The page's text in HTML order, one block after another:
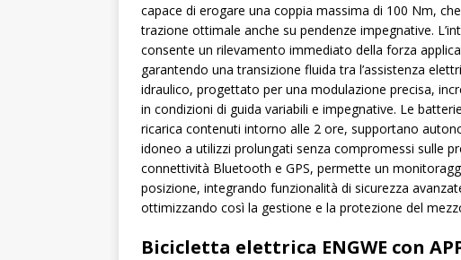
capace di erogare una coppia massima di 100 Nm,
trazione ottimale anche su pendenze impegnative.
consente un rilevamento immediato della forza
garantendo una transizione fluida tra l’assistenza
idraulico, progettato per una modulazione precisa,
in condizioni di guida variabili e impegnative. Le
ricarica contenuti intorno alle 2 ore, supportano
idoneo a utilizzi prolungati senza compromessi sulle
connettività Bluetooth e GPS, permette un
posizione, integrando funzionalità di sicurezza
ottimizzando così la gestione e la protezione del
Bicicletta elettrica ENGWE con